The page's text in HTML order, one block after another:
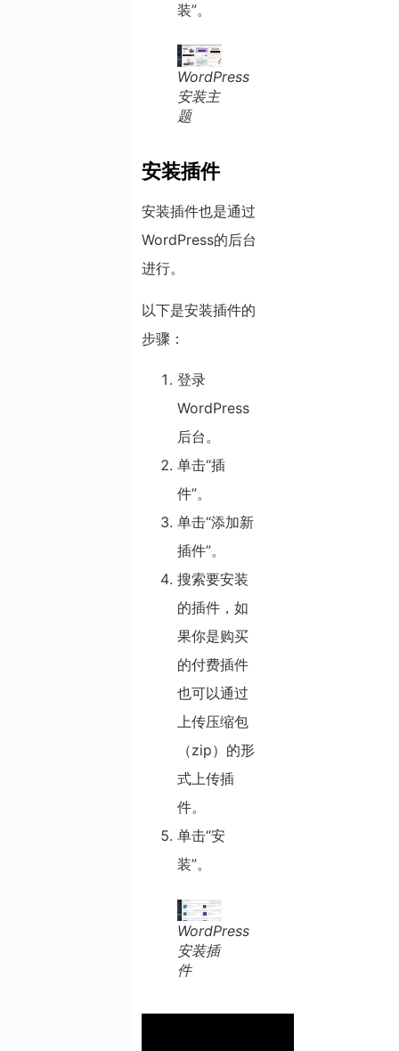
装”。
WordPress
安装主
题
安装插件
安装插件也是通过
WordPress的后台
进行。
以下是安装插件的
步骤：
登录
WordPress
后台。
单击“插
件”。
单击“添加新
插件”。
搜索要安装
的插件，如
果你是购买
的付费插件
也可以通过
上传压缩包
（zip）的形
式上传插
件。
单击“安
装”。
WordPress
安装插
件